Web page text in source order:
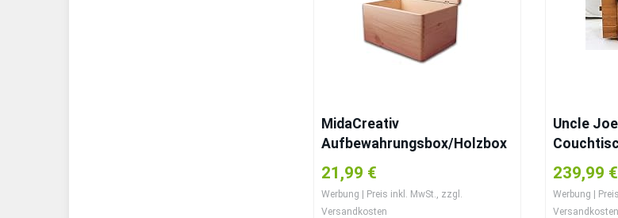
MidaCreativ
Aufbewahrungsbox/Holzbox
mit Deckel ohne Grifflöcher
Kiefer, Gr. 3
21,99 €
Werbung | Preis inkl. MwSt., zzgl.
Versandkosten
Uncle
Vintage
aus
239,99 €
Werbung |
Versandkosten